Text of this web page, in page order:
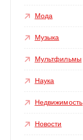
Мода
Музыка
Мультфильмы
Наука
Недвижимость
Новости